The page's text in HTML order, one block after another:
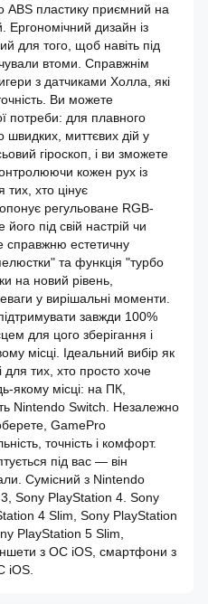
ABS пластику приємний на
Ергономічний дизайн із
для того, щоб навіть під
втоми. Справжнім
з датчиками Холла, які
Ви можете
потреби: для плавного
миттєвих дій у
гіроскоп, і ви зможете
кожен рух із
хто цінує
регульоване RGB-
під свій настрій чи
справжню естетичну
та функція "турбо
на новий рівень,
у вирішальні моменти.
завжди 100%
для цого зберігання і
місці. Ідеальний вибір як
для тих, хто просто хоче
якому місці: на ПК,
Nintendo Switch. Незалежно
GamePro
точність і комфорт.
під вас — він
Сумісний з Nintendo
Sony PlayStation 4. Sony
4 Slim, Sony PlayStation
PlayStation 5 Slim,
з ОС iOS, смартфони з
iOS.